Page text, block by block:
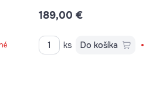
189,00 €
ks Do košíka